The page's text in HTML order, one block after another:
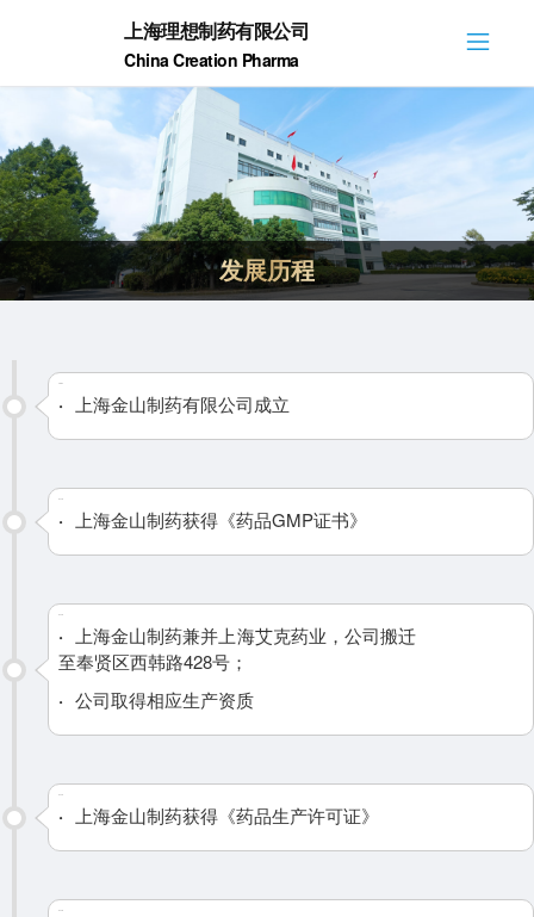
上海理想制药有限公司
China Creation Pharma
发展历程
· 上海金山制药有限公司成立
· 上海金山制药获得《药品GMP证书》
· 上海金山制药兼并上海艾克药业，公司搬迁
至奉贤区西韩路428号；
· 公司取得相应生产资质
· 上海金山制药获得《药品生产许可证》